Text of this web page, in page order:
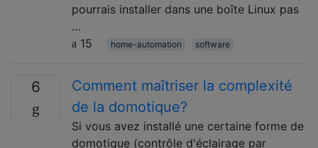
pourrais installer dans une boîte Linux pas
…
15
home-automation software
6
Comment maîtriser la complexité
de la domotique?
Si vous avez installé une certaine forme de
domotique (contrôle d'éclairage par